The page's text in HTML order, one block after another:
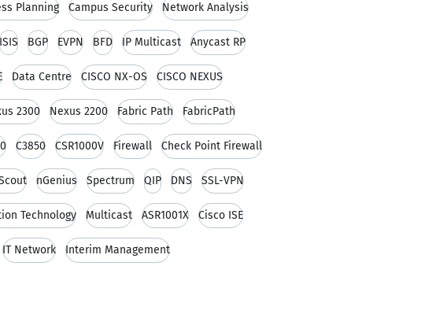
Planning Campus Security Network Analysis
ISIS BGP EVPN BFD IP Multicast Anycast RP
Data Centre CISCO NX-OS CISCO NEXUS
2300 Nexus 2200 Fabric Path FabricPath
C3850 CSR1000V Firewall Check Point Firewall
nGenius Spectrum QIP DNS SSL-VPN
Technology Multicast ASR1001X Cisco ISE
IT Network Interim Management